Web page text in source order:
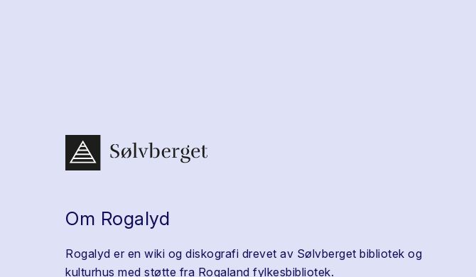
Om Rogalyd
Rogalyd er en wiki og diskografi drevet av Sølvberget bibliotek og
kulturhus med støtte fra Rogaland fylkesbibliotek.